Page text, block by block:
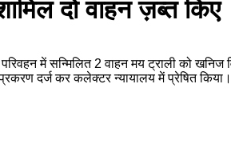
दो वाहन ज़ब्त किए
में सन्मिलित 2 वाहन मय ट्राली को खनिज
दर्ज कर कलेक्टर न्यायालय में प्रेषित किया।